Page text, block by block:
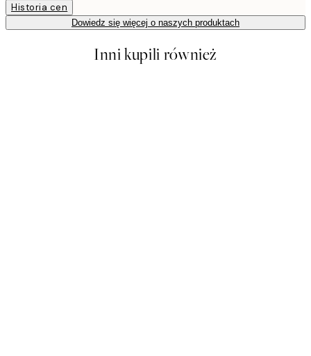
Historia cen
Dowiedz się więcej o naszych produktach
Inni kupili również